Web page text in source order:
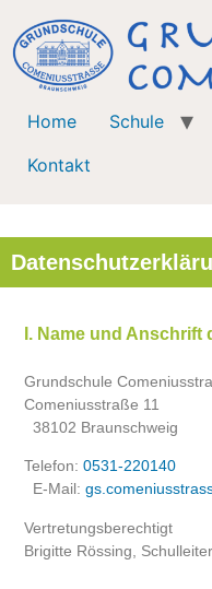
Home Schule
Kontakt
I. Name und Anschrift
Grundschule
Comeniusstraße 11
38102 Braunschweig
Telefon:0531-220140
E-Mail:
Vertretungsberechtigt
Brigitte Rössing, Schulleiter